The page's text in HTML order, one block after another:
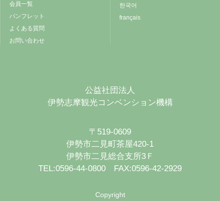
会員一覧
パンフレット
よくある質問
お問い合わせ
한국어
français
公益社団法人
伊勢志摩観光コンベンション機構
〒519-0609
伊勢市二見町茶屋420-1
伊勢市二見総合支所3Ｆ
TEL:0596-44-0800 FAX:0596-42-2929
Copyright